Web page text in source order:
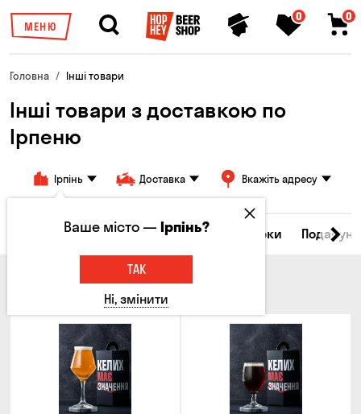
МЕНЮ
0 0
Головна Інші товари
Інші товари з доставкою по
Ірпеню
Ірпінь Доставка Вкажіть адресу
Всі товари Келихи та кухлі Брелоки
КЕЛИХИ ТА КУХЛІ
Ваше місто —Ірпінь?
ТАК
Ні, змінити